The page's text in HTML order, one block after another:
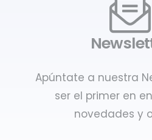
Apúntate a nuestra
ser el primer en
novedades y